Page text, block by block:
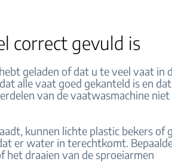
correct gevuld is
geladen of dat u te veel vaat in
alle vaat goed gekanteld is en
van de vaatwasmachine niet
kunnen lichte plastic bekers of
er water in terechtkomt.
het draaien van de sproeiarmen